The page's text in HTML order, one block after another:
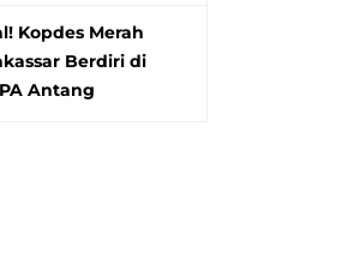
Kopdes Merah
Berdiri di
Antang